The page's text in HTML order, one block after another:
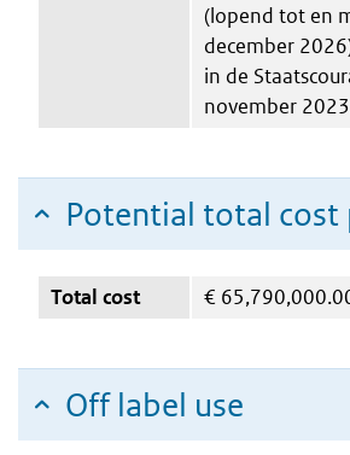
(lopend tot en
december
in de
november
Potential total cost
Total cost €
Off label use